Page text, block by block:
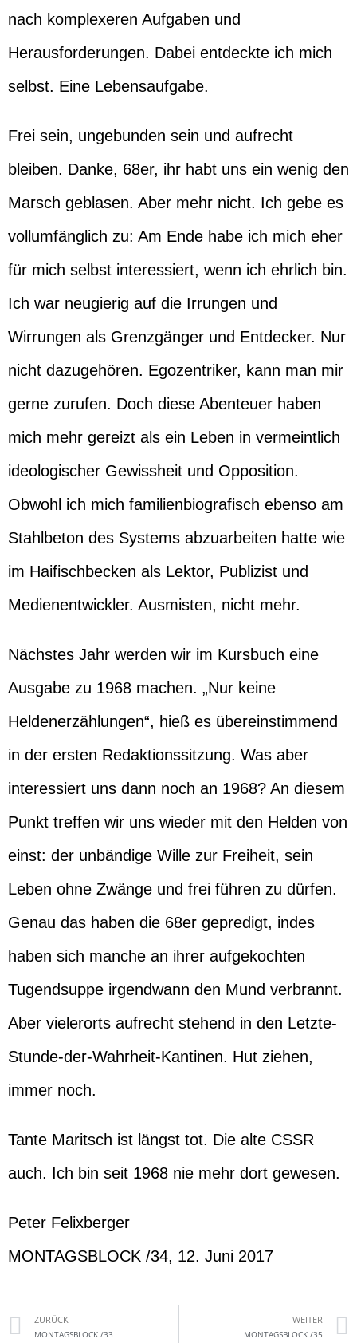
nach komplexeren Aufgaben und
Herausforderungen. Dabei entdeckte ich mich
selbst. Eine Lebensaufgabe.
Frei sein, ungebunden sein und aufrecht
bleiben. Danke, 68er, ihr habt uns ein wenig den
Marsch geblasen. Aber mehr nicht. Ich gebe es
vollumfänglich zu: Am Ende habe ich mich eher
für mich selbst interessiert, wenn ich ehrlich bin.
Ich war neugierig auf die Irrungen und
Wirrungen als Grenzgänger und Entdecker. Nur
nicht dazugehören. Egozentriker, kann man mir
gerne zurufen. Doch diese Abenteuer haben
mich mehr gereizt als ein Leben in vermeintlich
ideologischer Gewissheit und Opposition.
Obwohl ich mich familienbiografisch ebenso am
Stahlbeton des Systems abzuarbeiten hatte wie
im Haifischbecken als Lektor, Publizist und
Medienentwickler. Ausmisten, nicht mehr.
Nächstes Jahr werden wir im Kursbuch eine
Ausgabe zu 1968 machen. „Nur keine
Heldenerzählungen“, hieß es übereinstimmend
in der ersten Redaktionssitzung. Was aber
interessiert uns dann noch an 1968? An diesem
Punkt treffen wir uns wieder mit den Helden von
einst: der unbändige Wille zur Freiheit, sein
Leben ohne Zwänge und frei führen zu dürfen.
Genau das haben die 68er gepredigt, indes
haben sich manche an ihrer aufgekochten
Tugendsuppe irgendwann den Mund verbrannt.
Aber vielerorts aufrecht stehend in den Letzte-
Stunde-der-Wahrheit-Kantinen. Hut ziehen,
immer noch.
Tante Maritsch ist längst tot. Die alte CSSR
auch. Ich bin seit 1968 nie mehr dort gewesen.
Peter Felixberger
MONTAGSBLOCK /34, 12. Juni 2017
ZURÜCK
MONTAGSBLOCK /33
WEITER
MONTAGSBLOCK /35